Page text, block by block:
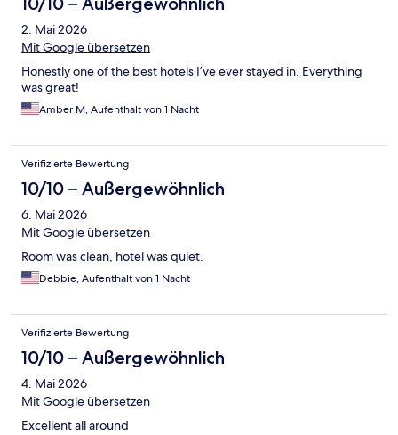
2. Mai 2026
Mit Google übersetzen
Honestly one of the best hotels I’ve ever stayed in. Everything
was great!
Amber M, Aufenthalt von 1 Nacht
Verifizierte Bewertung
10/10 – Außergewöhnlich
6. Mai 2026
Mit Google übersetzen
Room was clean, hotel was quiet.
Debbie, Aufenthalt von 1 Nacht
Verifizierte Bewertung
10/10 – Außergewöhnlich
4. Mai 2026
Mit Google übersetzen
Excellent all around